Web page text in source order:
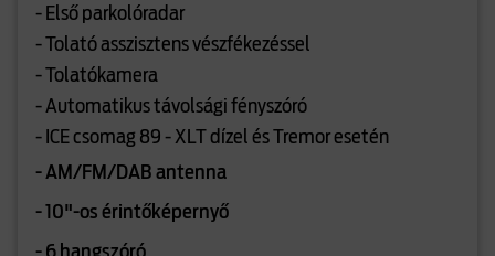
- Első parkolóradar
- Tolató asszisztens vészfékezéssel
- Tolatókamera
- Automatikus távolsági fényszóró
- ICE csomag 89 - XLT dízel és Tremor esetén
- AM/FM/DAB antenna
- 10"-os érintőképernyő